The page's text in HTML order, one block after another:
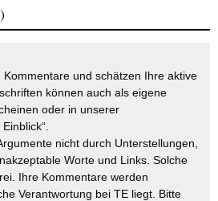
und schätzen Ihre aktive
können auch als eigene
oder in unserer
nicht durch Unterstellungen,
Worte und Links. Solche
Ihre Kommentare werden
Verantwortung bei TE liegt. Bitte